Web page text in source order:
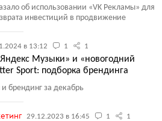
об использовании «VK Рекламы» для
инвестиций в продвижение
в 13:12 1 1
Музыки» и «новогодний
Sport: подборка брендинга
брендинг за декабрь
29.12.2023 в 16:45 1 1